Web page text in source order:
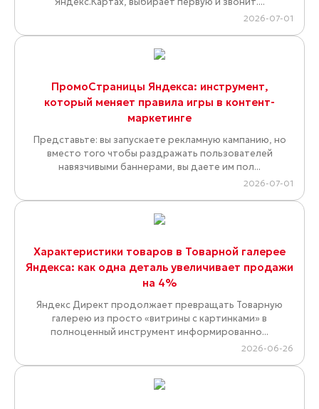
2026-07-01
ПромоСтраницы Яндекса: инструмент,
который меняет правила игры в контент-
маркетинге
Представьте: вы запускаете рекламную кампанию, но
вместо того чтобы раздражать пользователей
навязчивыми баннерами, вы даете им пол...
2026-07-01
Характеристики товаров в Товарной галерее
Яндекса: как одна деталь увеличивает продажи
на 4%
Яндекс Директ продолжает превращать Товарную
галерею из просто «витрины с картинками» в
полноценный инструмент информированно...
2026-06-26